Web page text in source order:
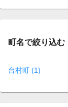
page
町名で絞り込む
台村町 (1)